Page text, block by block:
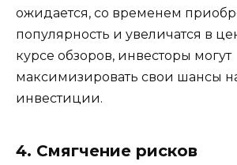
ожидается, со временем
популярность и увеличатся в
курсе обзоров, инвесторы могут
максимизировать свои шансы
инвестиции.
4. Смягчение рисков